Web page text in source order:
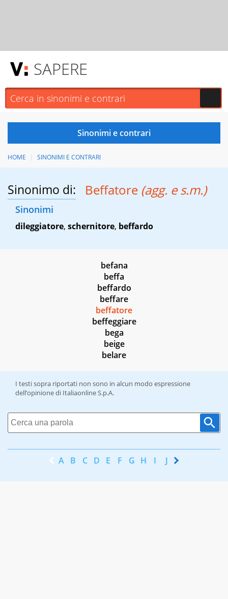
SAPERE
HOME SINONIMI E CONTRARI
Sinonimo di: Beffatore (agg. e s.m.)
Sinonimi
dileggiatore, schernitore, beffardo
befana
beffa
beffardo
beffare
beffatore
beffeggiare
bega
beige
belare
I testi sopra riportati non sono in alcun modo espressione
dell’opinione di Italiaonline S.p.A.
A B C D E F G H I J K